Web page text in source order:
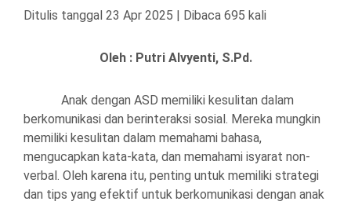
Ditulis tanggal 23 Apr 2025 | Dibaca 695 kali
Oleh : Putri Alvyenti, S.Pd.
Anak dengan ASD memiliki kesulitan dalam
berkomunikasi dan berinteraksi sosial. Mereka mungkin
memiliki kesulitan dalam memahami bahasa,
mengucapkan kata-kata, dan memahami isyarat non-
verbal. Oleh karena itu, penting untuk memiliki strategi
dan tips yang efektif untuk berkomunikasi dengan anak